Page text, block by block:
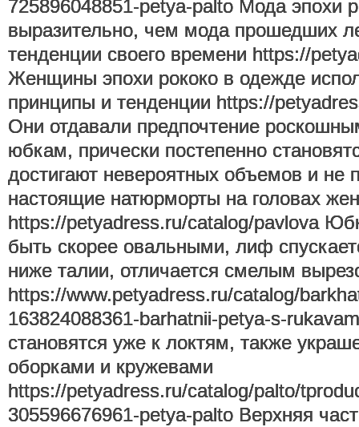
725896048851-petya-palto Мода эпохи
выразительно, чем мода прошедших
тенденции своего времени https://
Женщины эпохи рококо в одежде
принципы и тенденции https://
Они отдавали предпочтение
юбкам, прически постепенно
достигают невероятных объемов и не
настоящие натюрморты на головах
https://petyadress.ru/catalog/pavlova
быть скорее овальными, лиф
ниже талии, отличается смелым
https://www.petyadress.ru/catalog/
163824088361-barhatnii-petya-s-
становятся уже к локтям, также
оборками и кружевами
https://petyadress.ru/catalog/palto/
305596676961-petya-palto Верхняя